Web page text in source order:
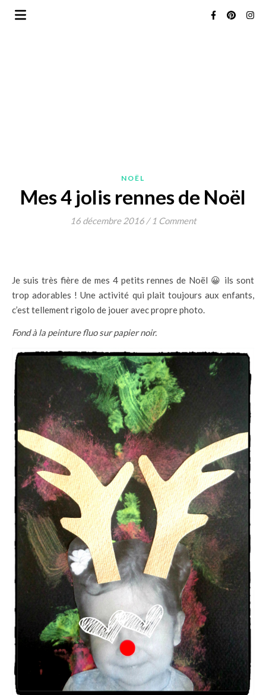
NOËL
Mes 4 jolis rennes de Noël
16 décembre 2016 / 1 Comment
Je suis très fière de mes 4 petits rennes de Noël 😀 ils sont
trop adorables ! Une activité qui plait toujours aux enfants,
c’est tellement rigolo de jouer avec propre photo.
Fond à la peinture fluo sur papier noir.